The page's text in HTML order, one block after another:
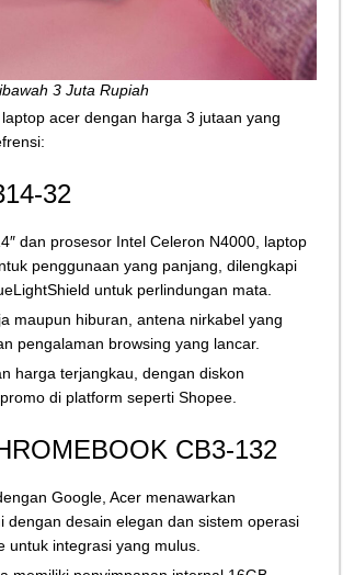
3 Juta Rupiah
acer dengan harga 3 jutaan yang
32
dan prosesor Intel Celeron N4000, laptop
penggunaan yang panjang, dilengkapi
untuk perlindungan mata.
maupun hiburan, antena nirkabel yang
pengalaman browsing yang lancar.
harga terjangkau, dengan diskon
di platform seperti Shopee.
CB3-132
Google, Acer menawarkan
dengan desain elegan dan sistem operasi
untuk integrasi yang mulus.